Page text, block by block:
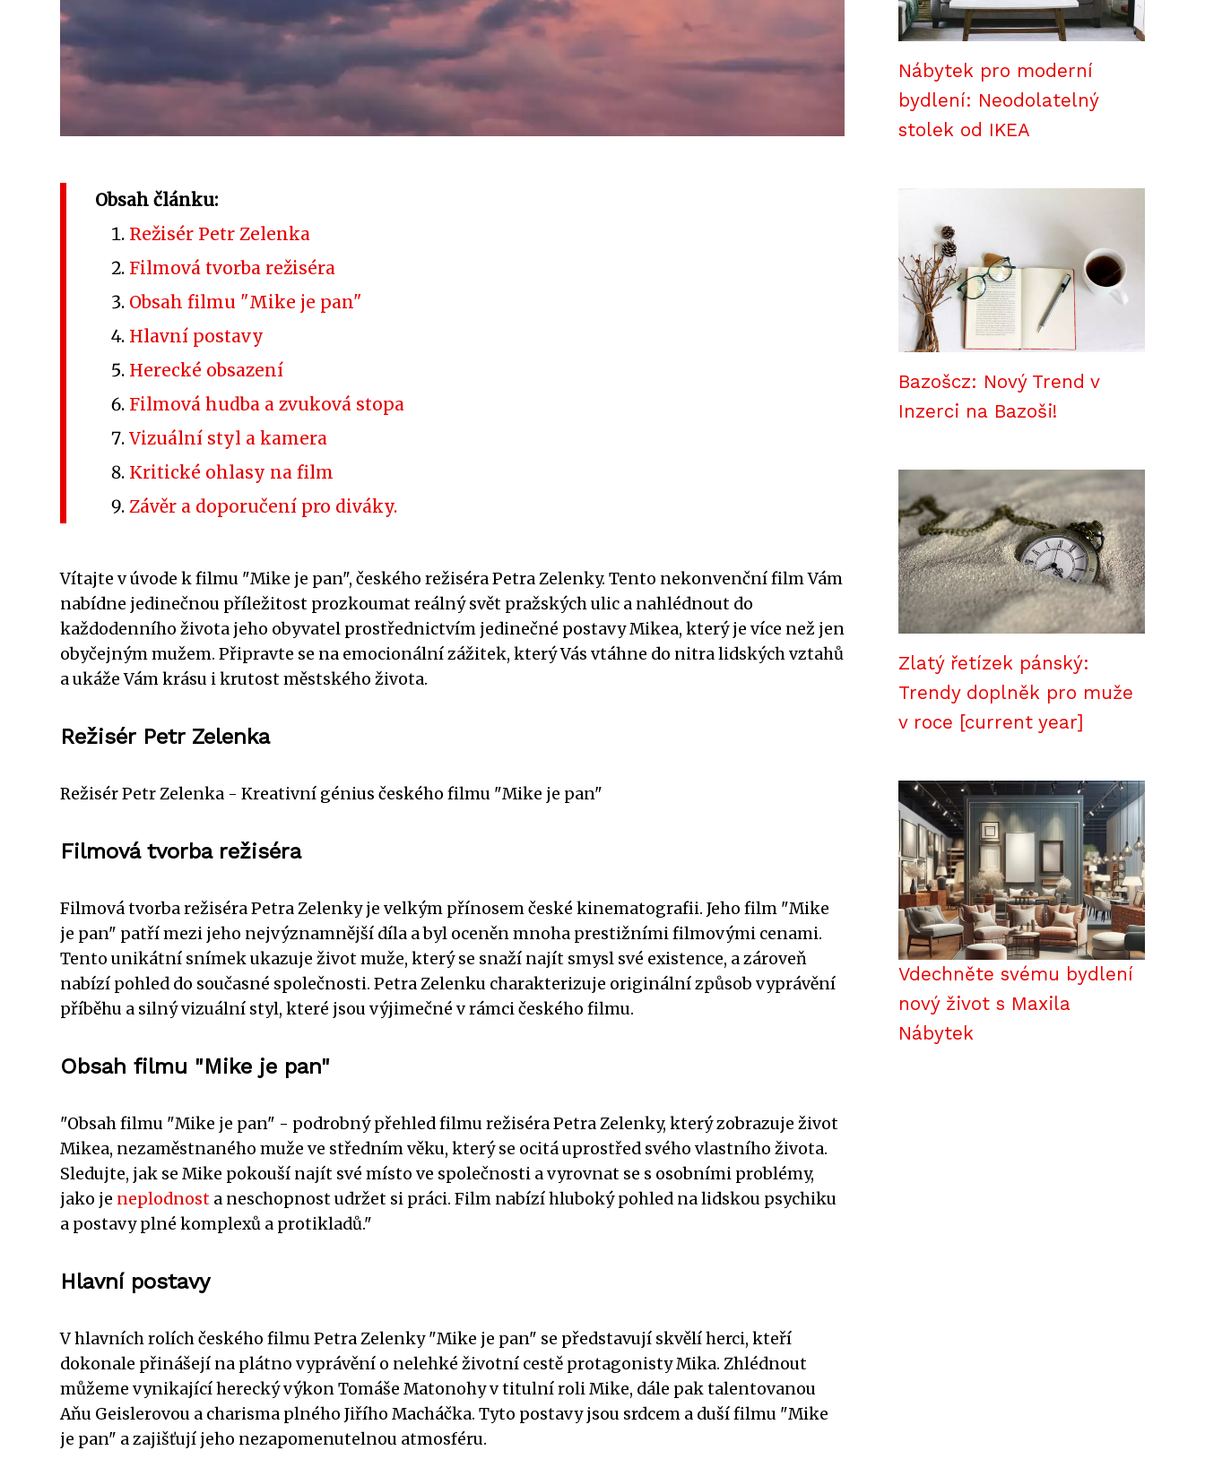
Obsah článku:
Režisér Petr Zelenka
Filmová tvorba režiséra
Obsah filmu "Mike je pan"
Hlavní postavy
Herecké obsazení
Filmová hudba a zvuková stopa
Vizuální styl a kamera
Kritické ohlasy na film
Závěr a doporučení pro diváky.
Vítajte v úvode k filmu "Mike je pan", českého režiséra Petra Zelenky. Tento nekonvenční film Vám
nabídne jedinečnou příležitost prozkoumat reálný svět pražských ulic a nahlédnout do
každodenního života jeho obyvatel prostřednictvím jedinečné postavy Mikea, který je více než jen
obyčejným mužem. Připravte se na emocionální zážitek, který Vás vtáhne do nitra lidských vztahů
a ukáže Vám krásu i krutost městského života.
Režisér Petr Zelenka
Režisér Petr Zelenka - Kreativní génius českého filmu "Mike je pan"
Filmová tvorba režiséra
Filmová tvorba režiséra Petra Zelenky je velkým přínosem české kinematografii. Jeho film "Mike
je pan" patří mezi jeho nejvýznamnější díla a byl oceněn mnoha prestižními filmovými cenami.
Tento unikátní snímek ukazuje život muže, který se snaží najít smysl své existence, a zároveň
nabízí pohled do současné společnosti. Petra Zelenku charakterizuje originální způsob vyprávění
příběhu a silný vizuální styl, které jsou výjimečné v rámci českého filmu.
Obsah filmu "Mike je pan"
"Obsah filmu "Mike je pan" - podrobný přehled filmu režiséra Petra Zelenky, který zobrazuje život
Mikea, nezaměstnaného muže ve středním věku, který se ocitá uprostřed svého vlastního života.
Sledujte, jak se Mike pokouší najít své místo ve společnosti a vyrovnat se s osobními problémy,
jako je neplodnost a neschopnost udržet si práci. Film nabízí hluboký pohled na lidskou psychiku
a postavy plné komplexů a protikladů."
Hlavní postavy
V hlavních rolích českého filmu Petra Zelenky "Mike je pan" se představují skvělí herci, kteří
dokonale přinášejí na plátno vyprávění o nelehké životní cestě protagonisty Mika. Zhlédnout
můžeme vynikající herecký výkon Tomáše Matonohy v titulní roli Mike, dále pak talentovanou
Aňu Geislerovou a charisma plného Jiřího Macháčka. Tyto postavy jsou srdcem a duší filmu "Mike
je pan" a zajišťují jeho nezapomenutelnou atmosféru.
Nábytek pro moderní
bydlení: Neodolatelný
stolek od IKEA
Bazošcz: Nový Trend v
Inzerci na Bazoši!
Zlatý řetízek pánský:
Trendy doplněk pro muže
v roce [current year]
Vdechněte svému bydlení
nový život s Maxila
Nábytek